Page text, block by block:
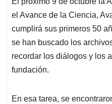
s
A
p
p
b
o
o
k
e
d
I
n
l
a
d
s
el Avance de la Ciencia,
cumplirá sus primeros 50
se han buscado los
recordar los diálogos y los
fundación.
En esa tarea, se